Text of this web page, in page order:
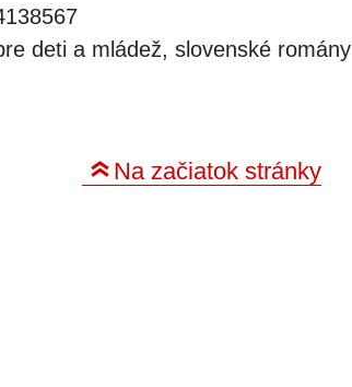
deti a mládež, slovenské romány
Na začiatok stránky